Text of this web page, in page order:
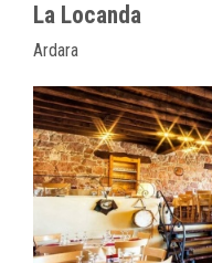
La Locanda
Ardara